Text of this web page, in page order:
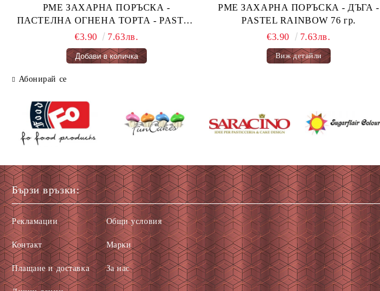
PME ЗАХАРНА ПОРЪСКА -
ПАСТЕЛНА ОГНЕНА ТОРТА - PASTEL
FAIRY CAKES 66 гр.
€3.90 7.63лв.
PME ЗАХАРНА ПОРЪСКА - ДЪГА -
PASTEL RAINBOW 76 гр.
€3.90
7.63лв.
Виж детайли
Абонирай се
Бързи връзки:
Рекламации
Контакт
Плащане и доставка
Общи условия
Марки
За нас